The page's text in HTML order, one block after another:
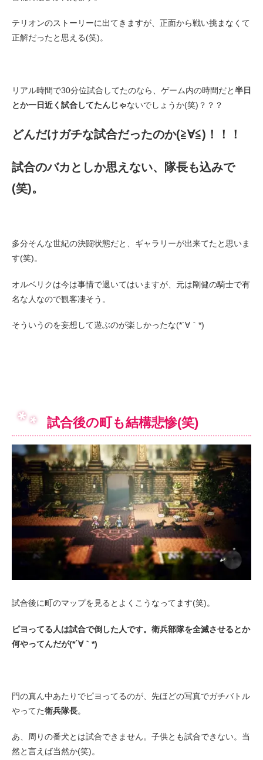
テリオンのストーリーに出てきますが、正面から戦い挑まなくて
正解だったと思える(笑)。
リアル時間で30分位試合してたのなら、ゲーム内の時間だと半日
とか一日近く試合してたんじゃないでしょうか(笑)？？？
どんだけガチな試合だったのか(≧∀≦)！！！
試合のバカとしか思えない、隊長も込みで
(笑)。
多分そんな世紀の決闘状態だと、ギャラリーが出来てたと思いま
す(笑)。
オルベリクは今は事情で退いてはいますが、元は剛健の騎士で有
名な人なので観客凄そう。
そういうのを妄想して遊ぶのが楽しかったな(*´∀｀*)
試合後の町も結構悲惨(笑)
試合後に町のマップを見るとよくこうなってます(笑)。
ピヨってる人は試合で倒した人です。衛兵部隊を全滅させるとか
何やってんだが(*´∀｀*)
門の真ん中あたりでピヨってるのが、先ほどの写真でガチバトル
やってた衛兵隊長。
あ、周りの番犬とは試合できません。子供とも試合できない。当
然と言えば当然か(笑)。